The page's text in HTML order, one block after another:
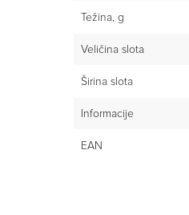
Težina, g
Veličina slota
Širina slota
Informacije
EAN